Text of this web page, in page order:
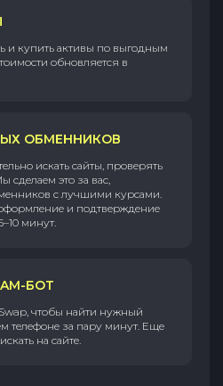
и купить активы по выгодным
обновляется в
ОБМЕННИКОВ
искать сайты, проверять
сделаем это за вас,
с лучшими курсами.
и подтверждение
минут.
БОТ
чтобы найти нужный
телефоне за пару минут. Еще
на сайте.